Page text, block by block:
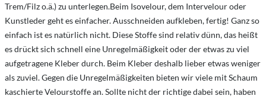
Trem/Filz o.ä.) zu unterlegen.Beim Isovelour, dem Intervelour oder
Kunstleder geht es einfacher. Ausschneiden aufkleben, fertig! Ganz so
einfach ist es natürlich nicht. Diese Stoffe sind relativ dünn, das heißt
es drückt sich schnell eine Unregelmäßigkeit oder der etwas zu viel
aufgetragene Kleber durch. Beim Kleber deshalb lieber etwas weniger
als zuviel. Gegen die Unregelmäßigkeiten bieten wir viele mit Schaum
kaschierte Velourstoffe an. Sollte nicht der richtige dabei sein, haben